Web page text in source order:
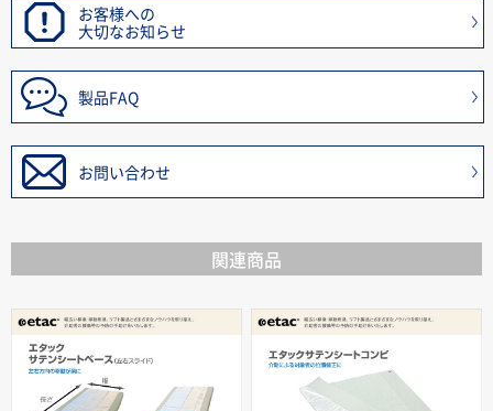
お客様への
大切なお知らせ
製品FAQ
お問い合わせ
関連商品